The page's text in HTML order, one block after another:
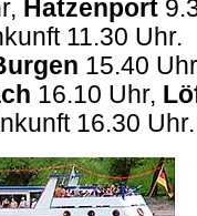
Hatzenport
11.30 Uhr.
15.40
16.10 Uhr,
16.30 Uhr.